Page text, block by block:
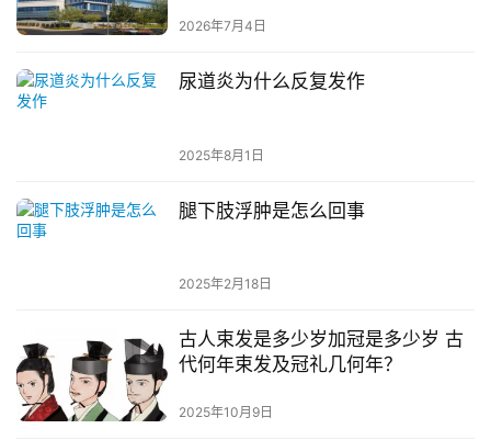
2026年7月4日
尿道炎为什么反复发作
2025年8月1日
腿下肢浮肿是怎么回事
2025年2月18日
古人束发是多少岁加冠是多少岁 古
代何年束发及冠礼几何年？
2025年10月9日